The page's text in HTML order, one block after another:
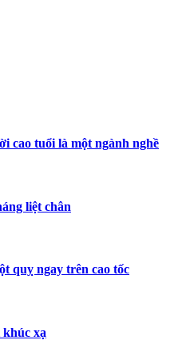
cao tuổi là một ngành nghề
liệt chân
quỵ ngay trên cao tốc
xạ